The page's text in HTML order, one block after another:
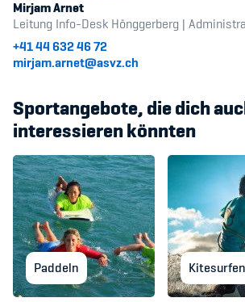
Mirjam Arnet
Leitung Info-Desk Hönggerberg |
+41 44 632 46 72
mirjam.arnet@asvz.ch
Sportangebote, die dich
interessieren könnten
Paddeln Kitesurfen